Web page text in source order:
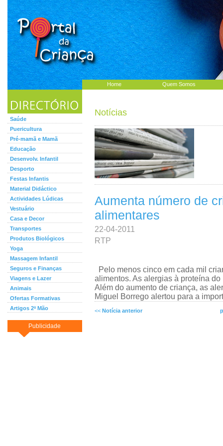
Home Quem Somos
Saúde
Puericultura
Pré-mamã e Mamã
Educação
Desenvolv. Infantil
Desporto
Festas Infantis
Material Didáctico
Actividades Lúdicas
Vestuário
Casa e Decor
Transportes
Produtos Biológicos
Yoga
Massagem Infantil
Seguros e Finanças
Viagens e Lazer
Animais
Ofertas Formativas
Artigos 2ª Mão
Publicidade
Notícias
Aumenta número de
alimentares
22-04-2011
RTP
Pelo menos cinco em cada mil
alimentos. As alergias à proteína
Além do aumento de criança, as
Miguel Borrego alertou para a
<< Notícia anterior